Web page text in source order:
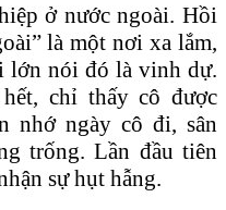
ở nước ngoài. Hồi
là một nơi xa lắm,
lớn nói đó là vinh dự.
chỉ thấy cô được
nhớ ngày cô đi, sân
trống. Lần đầu tiên
sự hụt hẫng.